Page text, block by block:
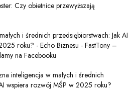
Czy obietnice przewyższają
i średnich przedsiębiorstwach: Jak AI
roku? - Echo Biznesu - FastTony –
na Facebooku
inteligencja w małych i średnich
wspiera rozwój MŚP w 2025 roku?